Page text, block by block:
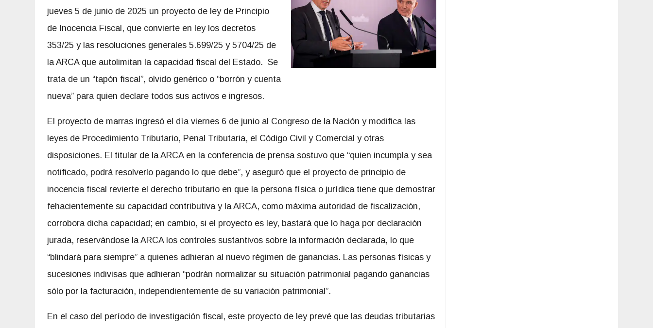
jueves 5 de junio de 2025 un proyecto de ley de Principio
de Inocencia Fiscal, que convierte en ley los decretos
353/25 y las resoluciones generales 5.699/25 y 5704/25 de
la ARCA que autolimitan la capacidad fiscal del Estado. Se
trata de un “tapón fiscal”, olvido genérico o “borrón y cuenta
nueva” para quien declare todos sus activos e ingresos.
El proyecto de marras ingresó el día viernes 6 de junio al Congreso de la Nación y modifica las
leyes de Procedimiento Tributario, Penal Tributaria, el Código Civil y Comercial y otras
disposiciones. El titular de la ARCA en la conferencia de prensa sostuvo que “quien incumpla y sea
notificado, podrá resolverlo pagando lo que debe”, y aseguró que el proyecto de principio de
inocencia fiscal revierte el derecho tributario en que la persona física o jurídica tiene que demostrar
fehacientemente su capacidad contributiva y la ARCA, como máxima autoridad de fiscalización,
corrobora dicha capacidad; en cambio, si el proyecto es ley, bastará que lo haga por declaración
jurada, reservándose la ARCA los controles sustantivos sobre la información declarada, lo que
“blindará para siempre” a quienes adhieran al nuevo régimen de ganancias. Las personas físicas y
sucesiones indivisas que adhieran “podrán normalizar su situación patrimonial pagando ganancias
sólo por la facturación, independientemente de su variación patrimonial”.
En el caso del período de investigación fiscal, este proyecto de ley prevé que las deudas tributarias